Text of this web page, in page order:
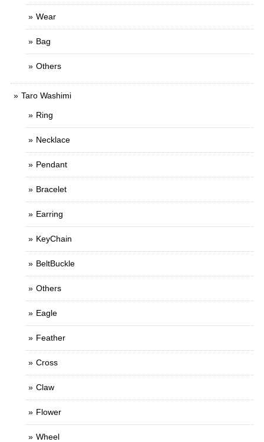
Wear
Bag
Others
Taro Washimi
Ring
Necklace
Pendant
Bracelet
Earring
KeyChain
BeltBuckle
Others
Eagle
Feather
Cross
Claw
Flower
Wheel